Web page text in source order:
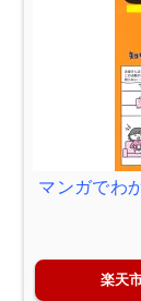
マンガで
楽天